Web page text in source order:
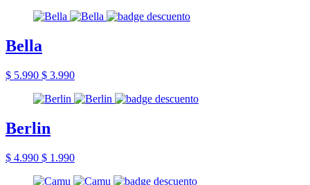
Bella
$ 5.990 $ 3.990
Berlin
$ 4.990 $ 1.990